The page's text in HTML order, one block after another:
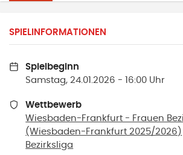
SPIELINFORMATIONEN
Spielbeginn
Samstag, 24.01.2026 - 16:00 Uhr
Wettbewerb
Wiesbaden-Frankfurt - Frauen
(Wiesbaden-Frankfurt 2025/2026)
Bezirksliga